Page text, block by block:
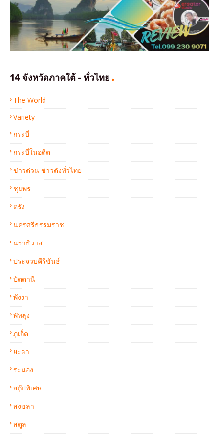
14 จังหวัดภาคใต้ - ทั่วไทย
The World
Variety
กระบี่
กระบี่ในอดีต
ข่าวด่วน ข่าวดังทั่วไทย
ชุมพร
ตรัง
นครศรีธรรมราช
นราธิวาส
ประจวบคีรีขันธ์
ปัตตานี
พังงา
พัทลุง
ภูเก็ต
ยะลา
ระนอง
สกู๊ปพิเศษ
สงขลา
สตูล